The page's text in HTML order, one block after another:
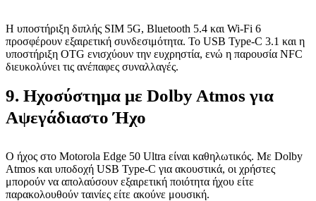
Η υποστήριξη διπλής SIM 5G, Bluetooth 5.4 και Wi-Fi 6
προσφέρουν εξαιρετική συνδεσιμότητα. Το USB Type-C 3.1 και η
υποστήριξη OTG ενισχύουν την ευχρηστία, ενώ η παρουσία NFC
διευκολύνει τις ανέπαφες συναλλαγές.
9. Ηχοσύστημα με Dolby Atmos για
Αψεγάδιαστο Ήχο
Ο ήχος στο Motorola Edge 50 Ultra είναι καθηλωτικός. Με Dolby
Atmos και υποδοχή USB Type-C για ακουστικά, οι χρήστες
μπορούν να απολαύσουν εξαιρετική ποιότητα ήχου είτε
παρακολουθούν ταινίες είτε ακούνε μουσική.